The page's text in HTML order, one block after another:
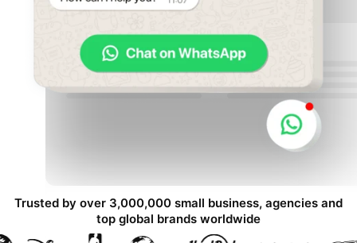
Trusted by over 3,000,000 small business, agencies and
top global brands worldwide